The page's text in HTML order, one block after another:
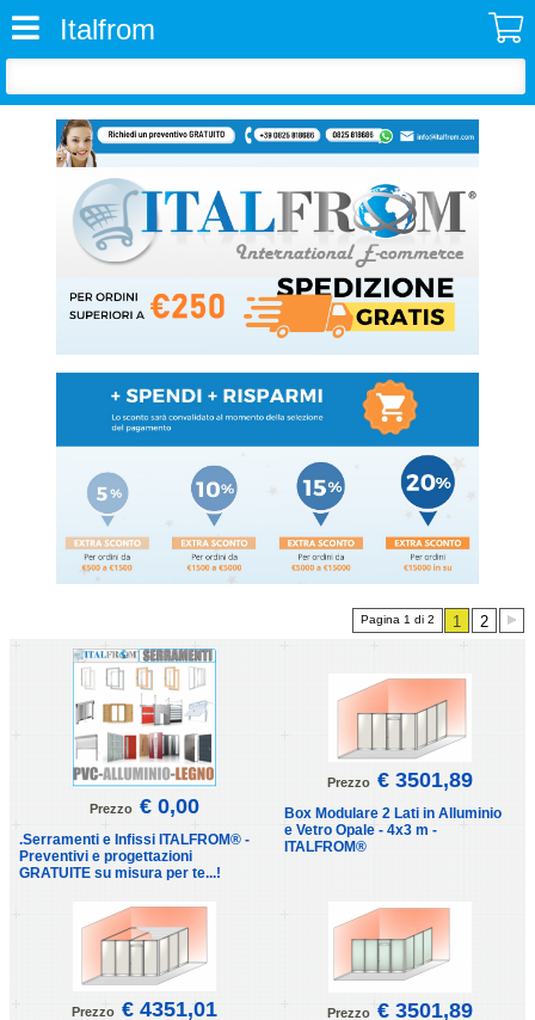
Italfrom
Pagina 1 di 2 1 2
Prezzo € 0,00
.Serramenti e Infissi ITALFROM® -
Preventivi e progettazioni
GRATUITE su misura per te...!
Prezzo € 3501,89
Box Modulare 2 Lati in Alluminio
e Vetro Opale - 4x3 m -
ITALFROM®
Prezzo € 4351,01 Prezzo € 3501,89